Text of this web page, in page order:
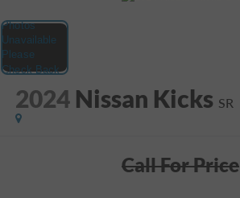
2024 Nissan Kicks SR
Call For Price